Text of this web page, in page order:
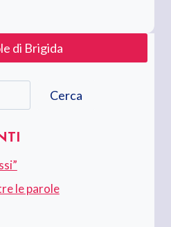
di Brigida
Cerca
le parole